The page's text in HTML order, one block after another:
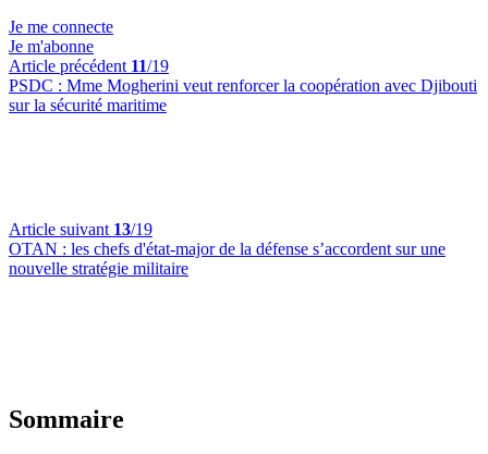
Je me connecte
Je m'abonne
Article précédent 11/19
PSDC : Mme Mogherini veut renforcer la coopération avec Djibouti
sur la sécurité maritime
Article suivant 13/19
OTAN : les chefs d'état-major de la défense s’accordent sur une
nouvelle stratégie militaire
Sommaire